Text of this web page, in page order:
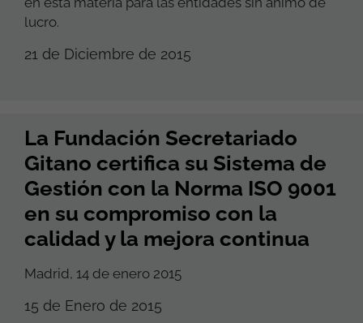
lucro.
21 de Diciembre de 2015
La Fundación Secretariado
Gitano certifica su Sistema de
Gestión con la Norma ISO 9001
en su compromiso con la
calidad y la mejora continua
Madrid, 14 de enero 2015
15 de Enero de 2015